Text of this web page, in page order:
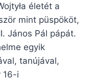
életét a
mint püspököt,
János Pál pápát.
egyik
tanújával,
16-i